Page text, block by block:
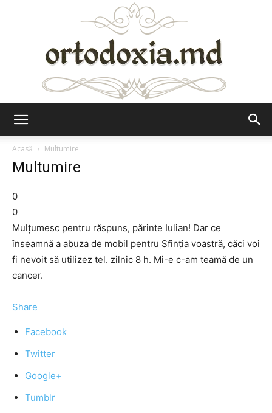
Acasă
Multumire
Multumire
0
0
Mulțumesc pentru răspuns, părinte Iulian! Dar ce
înseamnă a abuza de mobil pentru Sfinția voastră, căci voi
fi nevoit să utilizez tel. zilnic 8 h. Mi-e c-am teamă de un
cancer.
Share
Facebook
Twitter
Google+
Tumblr